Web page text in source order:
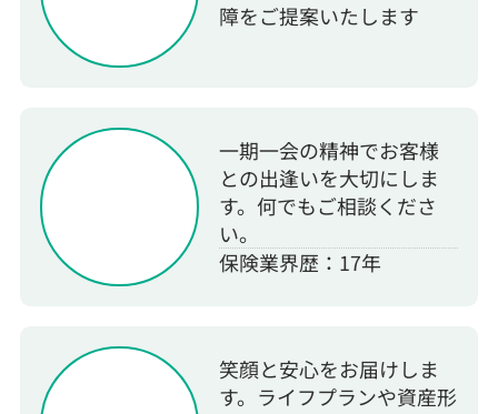
障をご提案いたします
一期一会の精神でお客様
との出逢いを大切にしま
す。何でもご相談くださ
い。
保険業界歴：17年
笑顔と安心をお届けしま
す。ライフプランや資産形